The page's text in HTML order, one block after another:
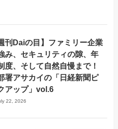
刊Daiの目】ファミリー企業
み、セキュリティの隙、年
度、そして自然自慢まで！
署アサカイの「日経新聞ピ
アップ」vol.6
22, 2026